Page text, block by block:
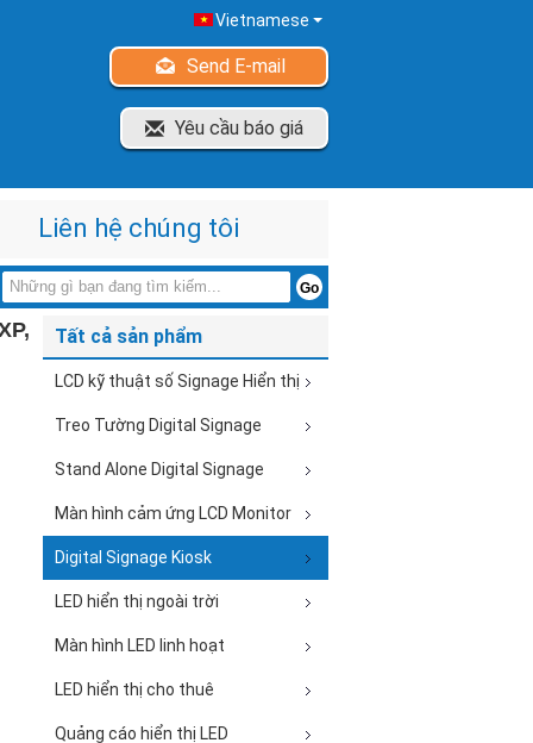
Vietnamese
Send E-mail
Yêu cầu báo giá
Liên hệ chúng tôi
Tất cả sản phẩm
LCD kỹ thuật số Signage Hiển thị
Treo Tường Digital Signage
Stand Alone Digital Signage
Màn hình cảm ứng LCD Monitor
Digital Signage Kiosk
LED hiển thị ngoài trời
Màn hình LED linh hoạt
LED hiển thị cho thuê
Quảng cáo hiển thị LED